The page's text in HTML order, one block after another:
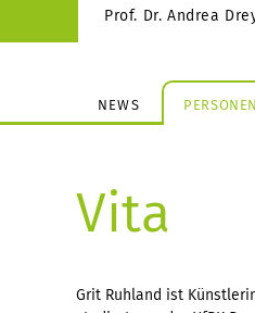
Prof. Dr. Andrea
NEWS PERSONEN
Vita
Grit Ruhland ist